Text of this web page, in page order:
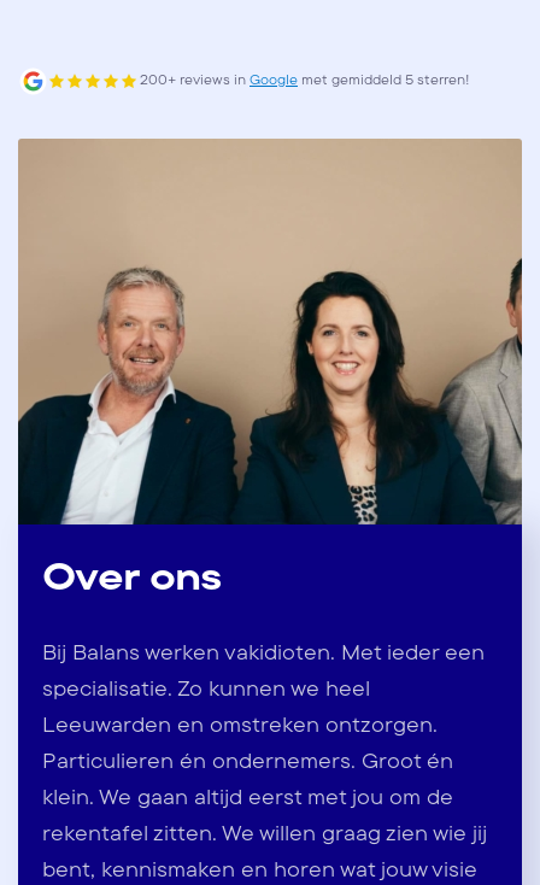
Over ons
Bij Balans werken vakidioten. Met ieder een
specialisatie. Zo kunnen we heel
Leeuwarden en omstreken ontzorgen.
Particulieren én ondernemers. Groot én
klein. We gaan altijd eerst met jou om de
rekentafel zitten. We willen graag zien wie jij
bent, kennismaken en horen wat jouw visie
200+ reviews inGoogle met gemiddeld 5 sterren!